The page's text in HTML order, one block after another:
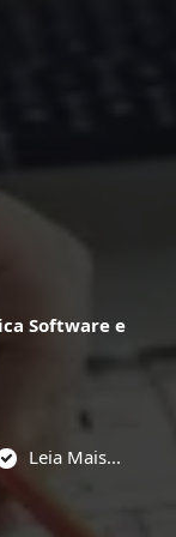
Software e
Leia Mais...